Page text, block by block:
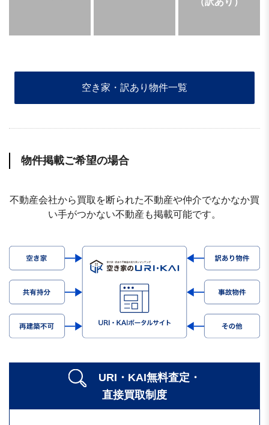
空き家・訳あり物件一覧
物件掲載ご希望の場合
不動産会社から買取を断られた不動産や仲介でなかなか買
い手がつかない不動産も掲載可能です。
URI・KAI無料査定・
直接買取制度